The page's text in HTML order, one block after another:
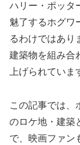
ハリー・ポッタ
魅了するホグワ
るわけではあり
建築物を組み合
上げられていま
この記事では、
のロケ地・建築
で、映画ファン